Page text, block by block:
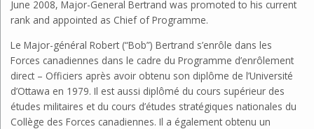
June 2008, Major-General Bertrand was promoted to his current
rank and appointed as Chief of Programme.
Le Major-général Robert (“Bob”) Bertrand s’enrôle dans les
Forces canadiennes dans le cadre du Programme d’enrôlement
direct – Officiers après avoir obtenu son diplôme de l’Université
d’Ottawa en 1979. Il est aussi diplômé du cours supérieur des
études militaires et du cours d’études stratégiques nationales du
Collège des Forces canadiennes. Il a également obtenu un